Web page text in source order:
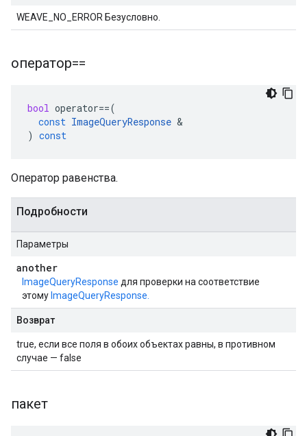
WEAVE_NO_ERROR Безусловно.
оператор==
bool operator==(
const ImageQueryResponse &
) const
Оператор равенства.
Подробности
Параметры
another
ImageQueryResponse для проверки на соответствие
этому ImageQueryResponse.
Возврат
true, если все поля в обоих объектах равны, в противном
случае — false
пакет